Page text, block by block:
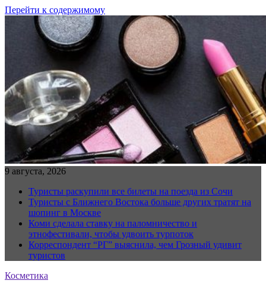
Перейти к содержимому
9 августа, 2026
Туристы раскупили все билеты на поезда из Сочи
Туристы с Ближнего Востока больше других тратят на
шопинг в Москве
Коми сделала ставку на паломничество и
этнофестивали, чтобы удвоить турпоток
Корреспондент “РГ” выяснила, чем Грозный удивит
туристов
Косметика